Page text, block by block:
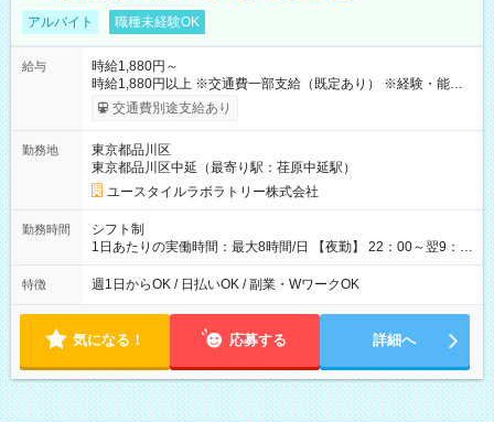
アルバイト 職種未経験OK
給与
時給1,880円～
時給1,880円以上 ※交通費一部支給（既定あり） ※経験・能力を
考慮して決定します 【収入例】 週1回勤務の場合：1,880円×8時
間×4回=6万0,160円 週3回勤務の場合：1,880円×8時間×12回
月 ※ 雇用形態と給与に、本採用時と異なる部分があります。 雇
用形態：本採用時と同じです。 給与：時給 1,660円以上
交通費別途支給あり
勤務地
東京都品川区
東京都品川区中延（最寄り駅：荏原中延駅）
ユースタイルラボラトリー株式会社
勤務時間
シフト制
1日あたりの実働時間：最大8時間/日 【夜勤】 22：00～翌9：
00 ※週1日～OK ／ 夜勤専従 ＊＊ 勤務時間例 ＊＊ ■22時か
ら翌7時 ■23時から翌8時 ■24時から翌9時 など ※上記の時間
ます。 ※曜日固定（毎週同じ曜日での勤務となります）
特徴 週1日からOK / 日払いOK / 副業・WワークOK
気になる！ 応募する 詳細へ